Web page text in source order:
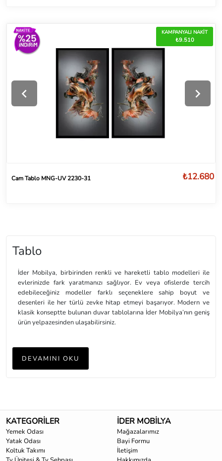
Tablo
İder Mobilya, birbirinden renkli ve hareketli tablo modelleri ile
evlerinizde fark yaratmanızı sağlıyor. Ev veya ofislerde tercih
edebileceğiniz modeller farklı seçeneklere sahip boyut ve
desenleri ile her türlü zevke hitap etmeyi başarıyor. Modern ve
klasik konseptte bulunan duvar tablolarına İder Mobilya’nın geniş
ürün yelpazesinden ulaşabilirsiniz.
cm, 50 x 150 cm, 150 x 50 cm boyutlara sahip modeller
birbirinden farklı konseptte olarak dikey ve yatay özellikleri ile
İder Mobilya, tablo modelleri ile evinizin ve odalarınızın daha şık ve
hareketli olmasını sağlıyor. Ofisler, genç odaları, çalışma odaları
veya oturma odaları için tercih edebileceğiniz modeller ile evinize
farklı bir atmosfer kazandırabilirsiniz.
DEVAMINI OKU
KAMPANYALI NAKİT
₺9.510
Cam Tablo MNG-UV 2230-31 ₺12.680
KATEGORİLER
Yemek Odası
Yatak Odası
Koltuk Takımı
İDER MOBİLYA
Mağazalarımız
Bayi Formu
İletişim